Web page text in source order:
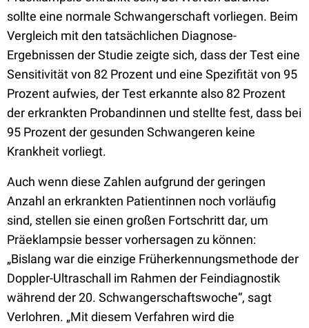
sollte eine normale Schwangerschaft vorliegen. Beim
Vergleich mit den tatsächlichen Diagnose-
Ergebnissen der Studie zeigte sich, dass der Test eine
Sensitivität von 82 Prozent und eine Spezifität von 95
Prozent aufwies, der Test erkannte also 82 Prozent
der erkrankten Probandinnen und stellte fest, dass bei
95 Prozent der gesunden Schwangeren keine
Krankheit vorliegt.
Auch wenn diese Zahlen aufgrund der geringen
Anzahl an erkrankten Patientinnen noch vorläufig
sind, stellen sie einen großen Fortschritt dar, um
Präeklampsie besser vorhersagen zu können:
„Bislang war die einzige Früherkennungsmethode der
Doppler-Ultraschall im Rahmen der Feindiagnostik
während der 20. Schwangerschaftswoche“, sagt
Verlohren. „Mit diesem Verfahren wird die